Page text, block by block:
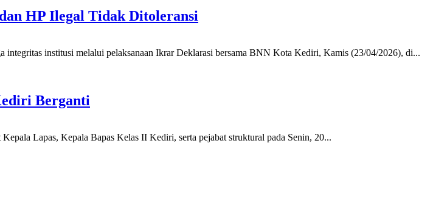
HP Ilegal Tidak Ditoleransi
institusi melalui pelaksanaan Ikrar Deklarasi bersama BNN Kota Kediri, Kamis (23/04/2026), di...
Berganti
Lapas, Kepala Bapas Kelas II Kediri, serta pejabat struktural pada Senin, 20...